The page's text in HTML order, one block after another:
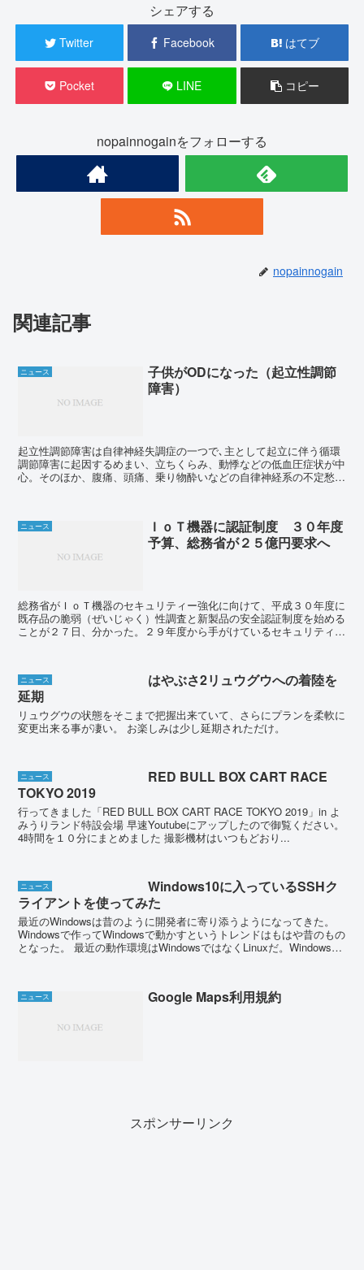
シェアする
Twitter Facebook はてブ
Pocket LINE コピー
nopainnogainをフォローする
nopainnogain
関連記事
ニュース
子供がODになった（起立性調節
障害）
起立性調節障害は自律神経失調症の一つで､主として起立に伴う循環
調節障害に起因するめまい、立ちくらみ、動悸などの低血圧症状が中
心。そのほか、腹痛、頭痛、乗り物酔いなどの自律神経系の不定愁訴
ニュース
ＩｏＴ機器に認証制度 ３０年度
予算、総務省が２５億円要求へ
総務省がＩｏＴ機器のセキュリティー強化に向けて、平成３０年度に
既存品の脆弱（ぜいじゃく）性調査と新製品の安全認証制度を始める
ことが２７日、分かった。２９年度から手がけているセキュリティー
ニュース
はやぶさ2リュウグウへの着陸を
延期
リュウグウの状態をそこまで把握出来ていて、さらにプランを柔軟に
変更出来る事が凄い。 お楽しみは少し延期されただけ。
ニュース
RED BULL BOX CART RACE
TOKYO 2019
行ってきました「RED BULL BOX CART RACE TOKYO 2019」in よ
みうりランド特設会場 早速Youtubeにアップしたので御覧ください。
4時間を１０分にまとめました 撮影機材はいつもどおり...
ニュース
Windows10に入っているSSHク
ライアントを使ってみた
最近のWindowsは昔のように開発者に寄り添うようになってきた。
Windowsで作ってWindowsで動かすというトレンドはもはや昔のもの
となった。 最近の動作環境はWindowsではなくLinuxだ。Windowsは
ニュース Google Maps利用規約
スポンサーリンク